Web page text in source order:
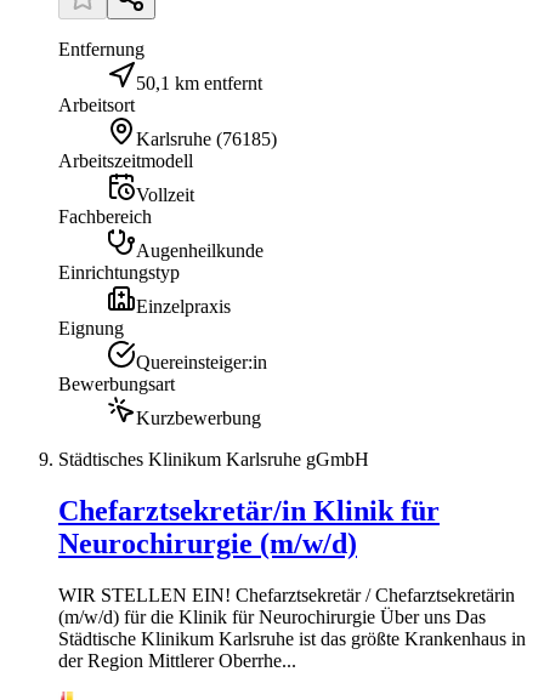
Entfernung
50,1 km entfernt
Arbeitsort
Karlsruhe (76185)
Arbeitszeitmodell
Vollzeit
Fachbereich
Augenheilkunde
Einrichtungstyp
Einzelpraxis
Eignung
Quereinsteiger:in
Bewerbungsart
Kurzbewerbung
Städtisches Klinikum Karlsruhe gGmbH
Chefarztsekretär/in Klinik für
Neurochirurgie (m/w/d)
WIR STELLEN EIN! Chefarztsekretär / Chefarztsekretärin
(m/w/d) für die Klinik für Neurochirurgie Über uns Das
Städtische Klinikum Karlsruhe ist das größte Krankenhaus in
der Region Mittlerer Oberrhe...